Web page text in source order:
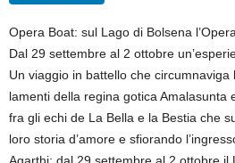
Opera Boat: sul Lago di Bolsena
Dal 29 settembre al 2 ottobre
Un viaggio in battello che circumnaviga
lamenti della regina gotica Amalasunta
fra gli echi de La Bella e la Bestia che
loro storia d’amore e sfiorando
Agarthi: dal 29 settembre al 2 ottobre il